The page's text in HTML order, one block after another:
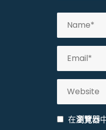
在瀏覽器